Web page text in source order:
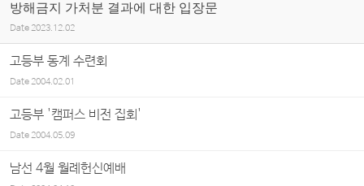
방해금지 가처분 결과에 대한 입장문
Date 2023.12.02
고등부 동계 수련회
Date2004.02.01
고등부 '캠퍼스 비전 집회'
Date2004.05.09
남선 4월 월례헌신예배